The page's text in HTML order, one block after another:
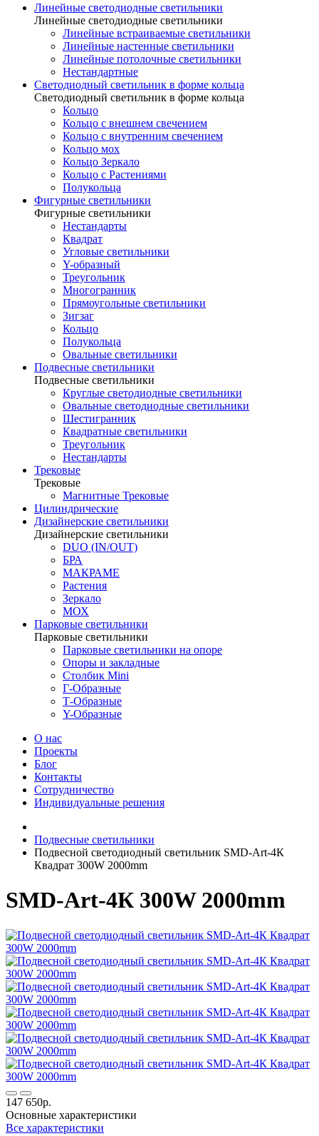
Линейные светодиодные светильники
Линейные светодиодные светильники
Линейные встраиваемые светильники
Линейные настенные светильники
Линейные потолочные светильники
Нестандартные
Светодиодный светильник в форме кольца
Светодиодный светильник в форме кольца
Кольцо
Кольцо с внешнем свечением
Кольцо с внутренним свечением
Кольцо мох
Кольцо Зеркало
Кольцо с Растениями
Полукольца
Фигурные светильники
Фигурные светильники
Нестандарты
Квадрат
Угловые светильники
Y-образный
Треугольник
Многогранник
Прямоугольные светильники
Зигзаг
Кольцо
Полукольца
Овальные светильники
Подвесные светильники
Подвесные светильники
Круглые светодиодные светильники
Овальные светодиодные светильники
Шестигранник
Квадратные светильники
Треугольник
Нестандарты
Трековые
Трековые
Магнитные Трековые
Цилиндрические
Дизайнерские светильники
Дизайнерские светильники
DUO (IN/OUT)
БРА
МАКРАМЕ
Растения
Зеркало
МОХ
Парковые светильники
Парковые светильники
Парковые светильники на опоре
Опоры и закладные
Столбик Mini
Г-Образные
Т-Образные
Y-Образные
О нас
Проекты
Блог
Контакты
Сотрудничество
Индивидуальные решения
Подвесные светильники
Подвесной светодиодный светильник SMD-Art-4К
Квадрат 300W 2000mm
SMD-Art-4К 300W 2000mm
147 650р.
Основные характеристики
Все характеристики